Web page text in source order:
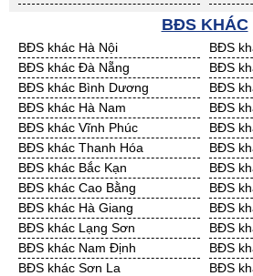
Dương
Yên
Bán
Ninh
Cần
Cần
Cần Thuê Quảng Bình
Cần
Cần Thuê Quảng Ngãi
Cần
Cần Thuê Cần Thơ
Cần
Cần Thuê Bạc Liêu
Cần
Cần Thuê Bình Phước
Cần
Cần Thuê Đồng Tháp
Cần
Cần Thuê Kiên Giang
Cần
Cần Thuê Sóc Trăng
Cần
Cần Thuê Tiền Giang
Cần
Cần Thuê Vĩnh Long
Cần
Cần Thuê Hưng Yên
Cần
BĐS KHÁC
BĐS khác Hà Nội
BĐS
BĐS khác Đà Nẵng
BĐS
BĐS khác Bình Dương
BĐS
BĐS khác Hà Nam
BĐS
BĐS khác Vĩnh Phúc
BĐS
BĐS khác Thanh Hóa
BĐS
BĐS khác Bắc Kạn
BĐS
BĐS khác Cao Bằng
BĐS
BĐS khác Hà Giang
BĐS
BĐS khác Lạng Sơn
BĐS
BĐS khác Nam Định
BĐS
BĐS khác Sơn La
BĐS